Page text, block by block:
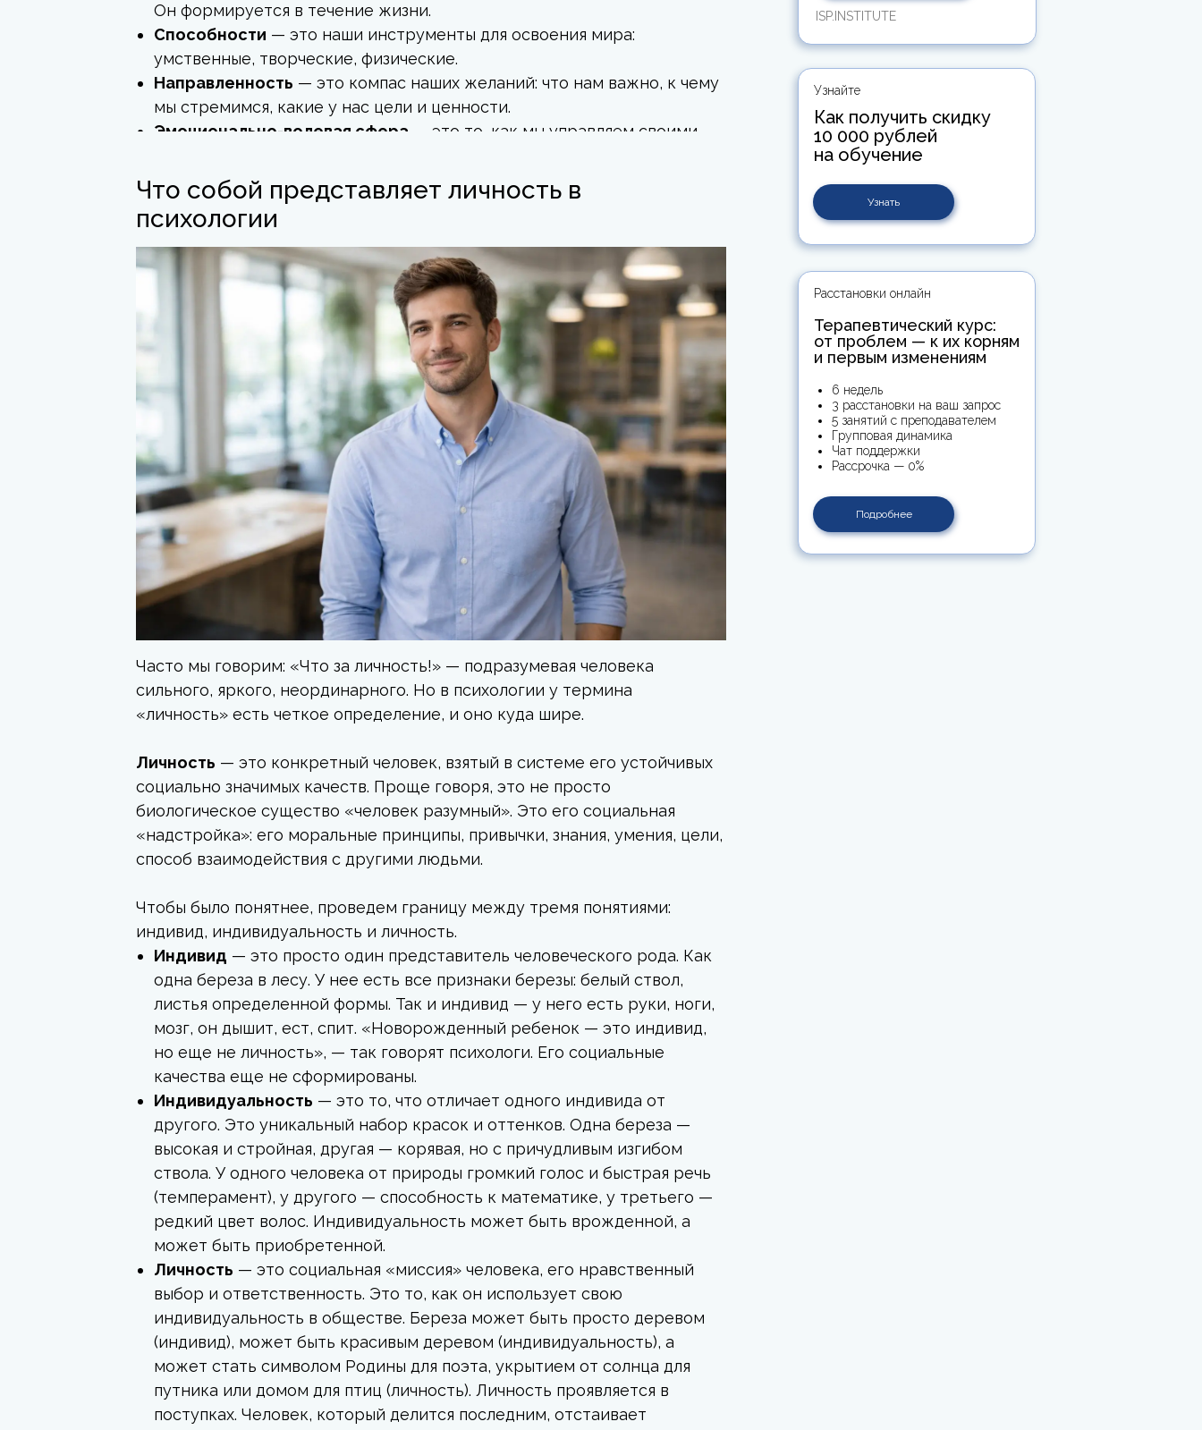
ISP.INSTITUTE
Узнайте
Как получить скидку
10 000 рублей
на обучение
Узнать
Расстановки онлайн
6 недель
3 расстановки на ваш запрос
5 занятий с преподавателем
Групповая динамика
Чат поддержки
Рассрочка — 0%
Терапевтический курс:
от проблем — к их корням
и первым изменениям
Подробнее
Он формируется в течение жизни.
Способности — это наши инструменты для освоения мира:
умственные, творческие, физические.
Направленность — это компас наших желаний: что нам важно, к чему
мы стремимся, какие у нас цели и ценности.
Эмоционально-волевая сфера — это то, как мы управляем своими
А теперь представьте, как эти свойства влияют на все сферы жизни.
Пример, когда мы занимаемся своими психическими состояниями:
Допустим, человек от природы обладает холерическим темпераментом
— он вспыльчивый, энергичный, нетерпеливый. Он осознает эту свою
черту. На работе, когда начальник критикует его проект, первая
реакция — взорваться и нагрубить. Но благодаря самонаблюдению и
работе над собой, он научился распознавать этот момент «закипания».
Он делает паузу, глубоко дышит и отвечает спокойно: «Я услышал вашу
критику. Дайте, пожалуйста, мне время подумать над вашими
замечаниями». В личной жизни он понимает, что его партнер —
меланхолик, более ранимый. Поэтому, обсуждая конфликт, он смягчает
тон, выбирает слова. Результат: успешная карьера, крепкие,
доверительные отношения, внутренняя гармония.
Пример, когда мы не занимаемся собой:
Тот же самый холерик, не знающий себя. На критику начальника он тут
же взрывается, хлопает дверью и лишается перспективного проекта.
Дома он срывает зло на партнере, обвиняя его во всех грехах, ранит
резкими словами. Партнер замыкается, отношения рушатся. Сам человек
чувствует себя несчастным, непонятым, «вечно встающим не с той
ноги». Он винит мир, но не свои неконтролируемые реакции. Результат:
проблемы на работе, одиночество, постоянный стресс и
Как видите, разница — как между управляемым кораблем и лодкой без
весел, которую бросило в бурю. Понимание своих психических свойств
— это и есть штурвал, который позволяет плыть к своим целям, а не
туда, куда занесут волны. Давайте же разберемся, из чего складывается
этот штурвал.
Что собой представляет личность в
психологии
Часто мы говорим: «Что за личность!» — подразумевая человека
сильного, яркого, неординарного. Но в психологии у термина
«личность» есть четкое определение, и оно куда шире.
Личность — это конкретный человек, взятый в системе его устойчивых
социально значимых качеств. Проще говоря, это не просто
биологическое существо «человек разумный». Это его социальная
«надстройка»: его моральные принципы, привычки, знания, умения, цели,
способ взаимодействия с другими людьми.
Чтобы было понятнее, проведем границу между тремя понятиями:
индивид, индивидуальность и личность.
Индивид — это просто один представитель человеческого рода. Как
одна береза в лесу. У нее есть все признаки березы: белый ствол,
листья определенной формы. Так и индивид — у него есть руки, ноги,
мозг, он дышит, ест, спит. «Новорожденный ребенок — это индивид,
но еще не личность», — так говорят психологи. Его социальные
качества еще не сформированы.
Индивидуальность — это то, что отличает одного индивида от
другого. Это уникальный набор красок и оттенков. Одна береза —
высокая и стройная, другая — корявая, но с причудливым изгибом
ствола. У одного человека от природы громкий голос и быстрая речь
(темперамент), у другого — способность к математике, у третьего —
редкий цвет волос. Индивидуальность может быть врожденной, а
может быть приобретенной.
Личность — это социальная «миссия» человека, его нравственный
выбор и ответственность. Это то, как он использует свою
индивидуальность в обществе. Береза может быть просто деревом
(индивид), может быть красивым деревом (индивидуальность), а
может стать символом Родины для поэта, укрытием от солнца для
путника или домом для птиц (личность). Личность проявляется в
поступках. Человек, который делится последним, отстаивает